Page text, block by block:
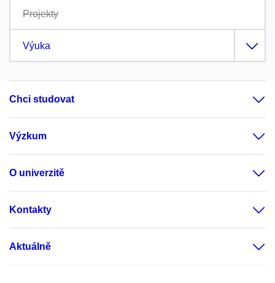
Projekty
Výuka
Chci studovat
Výzkum
O univerzitě
Kontakty
Aktuálně